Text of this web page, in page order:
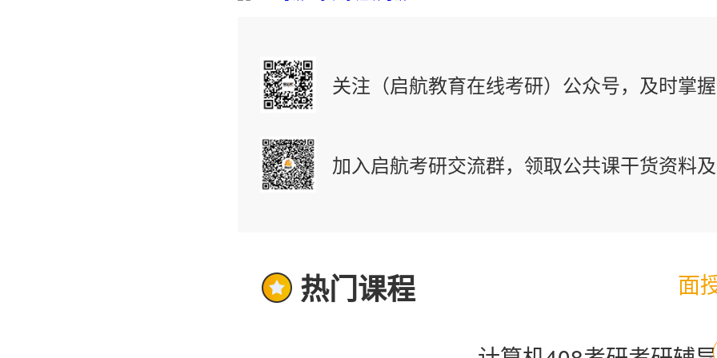
关注（启航教育在线考研）公众号，及时掌
加入启航考研交流群，领取公共课干货资料
热门课程 面